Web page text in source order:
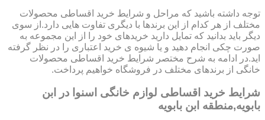
توجه داشته باشید که مراحل و شرایط خرید اقساطی محصولات
مختلف از هر کدام از این برندها با دیگری تفاوت هایی دارد.از سوی
دیگر باید بدانید که تمایل دارید خریدهای خود را از این مجموعه به
صورت چکی انجام دهید و یا شیوه ی خرید اعتباری را در نظر گرفته
اید.در ادامه به شرح مختصر شرایط خرید اقساطی محصولات
خانگی از برندهای مختلف در فروشگاه خواهیم پرداخت.
شرایط خرید اقساطی لوازم خانگی اسنوا در ابن
بابویه,منطقه ابن بابویه